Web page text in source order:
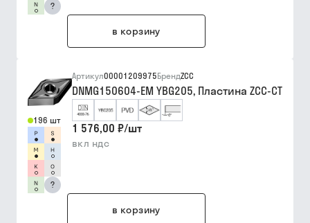
?
в корзину
196 шт
?
Артикул00001209975БрендZCC
DNMG150604-EM YBG205, Пластина ZCC-CT
1 576,00 ₽/шт
вкл ндс
в корзину